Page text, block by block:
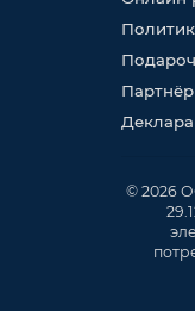
© 2026